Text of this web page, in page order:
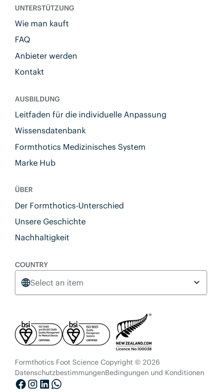
UNTERSTÜTZUNG
Wie man kauft
FAQ
Anbieter werden
Kontakt
AUSBILDUNG
Leitfaden für die individuelle Anpassung
Wissensdatenbank
Formthotics Medizinisches System
Marke Hub
ÜBER
Der Formthotics-Unterschied
Unsere Geschichte
Nachhaltigkeit
COUNTRY
Select an item
Formthotics Foot Science Copyright © 2026
DatenschutzbestimmungenBedingungen und Konditionen